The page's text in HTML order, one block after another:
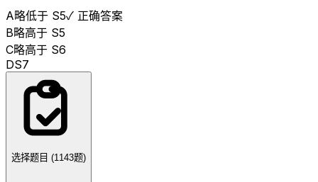
A略低于 S5✓ 正确答案
B略高于 S5
C略高于 S6
DS7
选择题目 (1143题)